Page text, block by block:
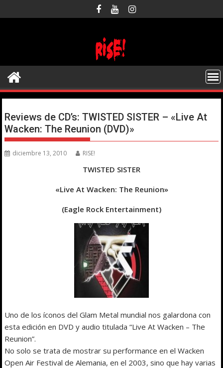
al
Reviews de CD’s: TWISTED SISTER – «Live At
Wacken: The Reunion (DVD)»
diciembre 13, 2010 RISE!
TWISTED SISTER
«Live At Wacken: The Reunion»
(Eagle Rock Entertainment)
Uno de los íconos del Glam Metal mundial nos galardona con
esta edición en DVD y audio titulada “Live At Wacken – The
Reunion”.
No solo se trata de mostrar su performance en el Wacken
Open Air Festival de Alemania, en el 2003, sino que hay varias